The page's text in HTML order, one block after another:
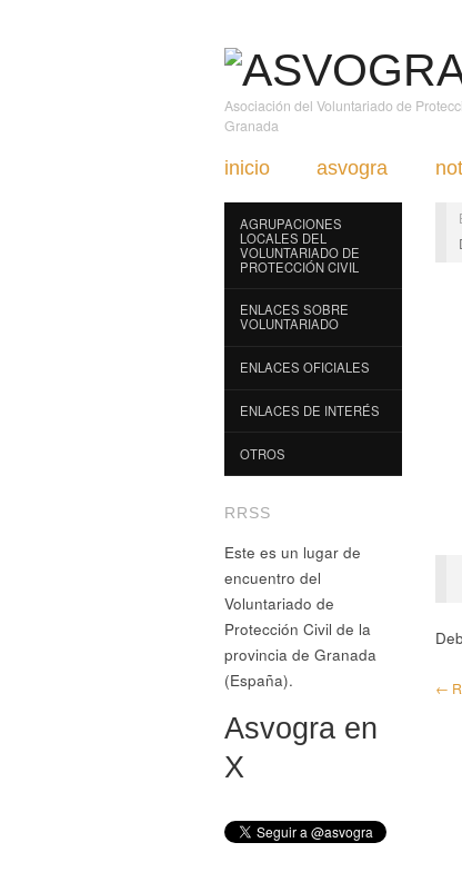
Asociación del Voluntariado de
Granada
inicio asvogra
AGRUPACIONES
LOCALES DEL
VOLUNTARIADO DE
PROTECCIÓN CIVIL
ENLACES SOBRE
VOLUNTARIADO
ENLACES OFICIALES
ENLACES DE INTERÉS
OTROS
RRSS
Este es un lugar de
encuentro del
Voluntariado de
Protección Civil de la
provincia de Granada
(España).
Asvogra en
X
←